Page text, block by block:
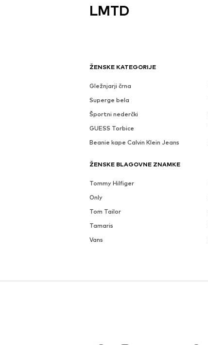
ŽENSKE KATEGORIJE
Gležnjarji črna
Superge bela
Športni nederčki
GUESS Torbice
Beanie kape Calvin Klein Jeans
ŽENSKE BLAGOVNE ZNAMKE
Tommy Hilfiger
Only
Tom Tailor
Tamaris
Vans
LMTD